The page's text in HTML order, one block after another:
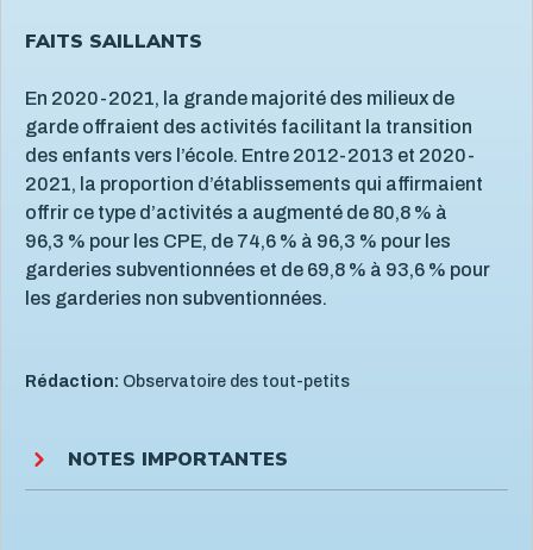
FAITS SAILLANTS
En 2020-2021, la grande majorité des milieux de
garde offraient des activités facilitant la transition
des enfants vers l’école. Entre 2012-2013 et 2020-
2021, la proportion d’établissements qui affirmaient
offrir ce type d’activités a augmenté de 80,8 % à
96,3 % pour les CPE, de 74,6 % à 96,3 % pour les
garderies subventionnées et de 69,8 % à 93,6 % pour
les garderies non subventionnées.
Rédaction: Observatoire des tout-petits
NOTES IMPORTANTES